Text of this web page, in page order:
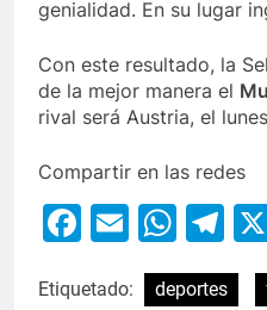
genialidad. En su lugar
Con este resultado, la
de la mejor manera el
rival será Austria, el
Compartir en las redes
Facebook
Email
Etiquetado: deportes